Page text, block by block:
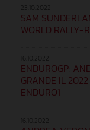
SAM
WORLD RALLY-
ENDUROGP:
GRANDE IL
ENDURO1